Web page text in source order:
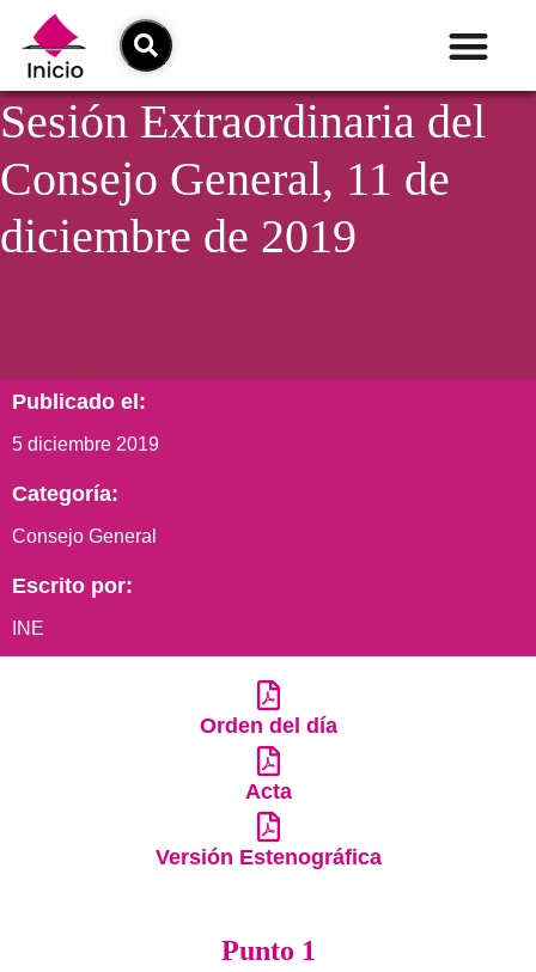
Sesión Extraordinaria del
Consejo General, 11 de
diciembre de 2019
Publicado el:
5 diciembre 2019
Categoría:
Consejo General
Escrito por:
INE
Orden del día
Acta
Versión Estenográfica
Punto 1